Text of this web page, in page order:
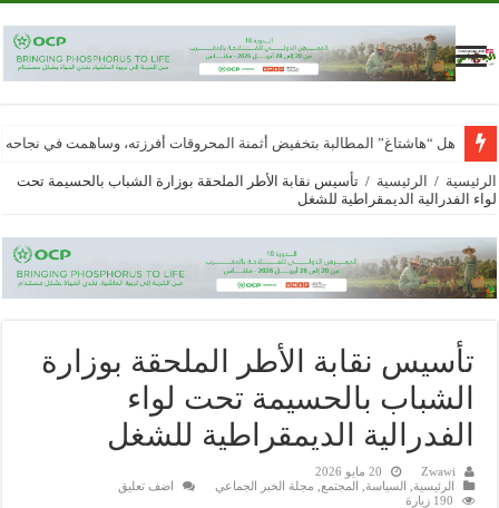
هل “هاشتاغ” المطالبة بتخفيض أثمنة المحروقات أفرزته، وساهمت في
الرئيسية / الرئيسية / تأسيس نقابة الأطر الملحقة بوزارة الشباب بالحسيمة تحت
لواء الفدرالية الديمقراطية للشغل
تأسيس نقابة الأطر الملحقة بوزارة
الشباب بالحسيمة تحت لواء
الفدرالية الديمقراطية للشغل
Zwawi
20 مايو 2026
الرئيسية
السياسة المجتمع مجلة الخبر الجماعي
اضف تعليق
190 زيارة